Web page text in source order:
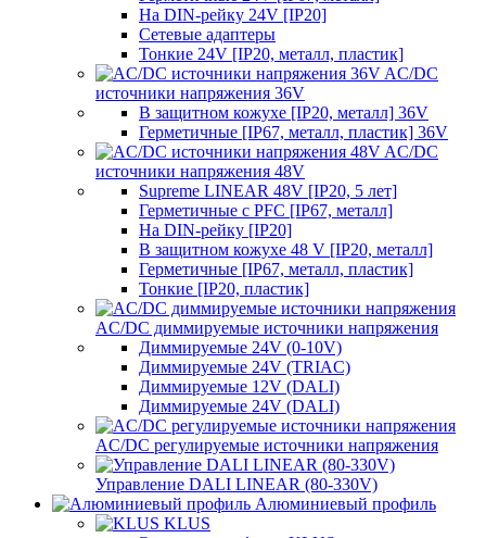
На DIN-рейку 24V [IP20]
Сетевые адаптеры
Тонкие 24V [IP20, металл, пластик]
AC/DC
источники напряжения 36V
В защитном кожухе [IP20, металл] 36V
Герметичные [IP67, металл, пластик] 36V
AC/DC
источники напряжения 48V
Supreme LINEAR 48V [IP20, 5 лет]
Герметичные с PFC [IP67, металл]
На DIN-рейку [IP20]
В защитном кожухе 48 V [IP20, металл]
Герметичные [IP67, металл, пластик]
Тонкие [IP20, пластик]
AC/DC диммируемые источники напряжения
Диммируемые 24V (0-10V)
Диммируемые 24V (TRIAC)
Диммируемые 12V (DALI)
Диммируемые 24V (DALI)
AC/DC регулируемые источники напряжения
Управление DALI LINEAR (80-330V)
Алюминиевый профиль
KLUS